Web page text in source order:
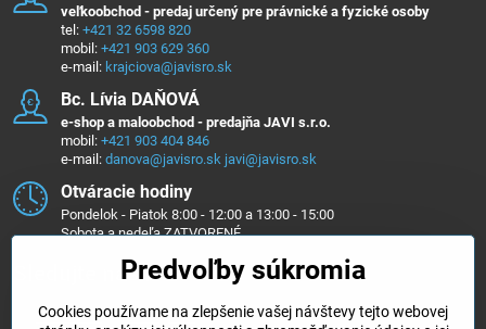
veľkoobchod - predaj určený pre právnické a fyzické osoby
tel: +421 32 6598 820
mobil: +421 903 629 360
e-mail: krajciova@javisro.sk
Bc​. Lívia DAŇOVÁ
e-shop a maloobchod - predajňa JAVI s.r.o.
mobil: +421 903 404 846
e-mail: danova@javisro.sk javi@javisro.sk
Otváracie hodiny
Pondelok - Piatok 8:00 - 12:00 a 13:00 - 15:00
Sobota a nedeľa ZATVORENÉ
Sledujte nás na ...
Facebook Instagram
Predvoľby súkromia
Cookies používame na zlepšenie vašej návštevy tejto webovej